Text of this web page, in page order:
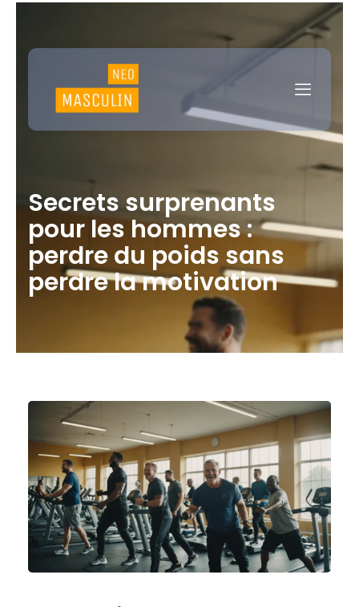
Secrets surprenants
pour les hommes :
perdre du poids sans
perdre la motivation